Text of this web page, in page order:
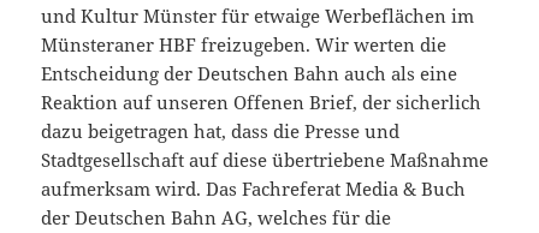
und Kultur Münster für etwaige Werbeflächen im
Münsteraner HBF freizugeben. Wir werten die
Entscheidung der Deutschen Bahn auch als eine
Reaktion auf unseren Offenen Brief, der sicherlich
dazu beigetragen hat, dass die Presse und
Stadtgesellschaft auf diese übertriebene Maßnahme
aufmerksam wird. Das Fachreferat Media & Buch
der Deutschen Bahn AG, welches für die